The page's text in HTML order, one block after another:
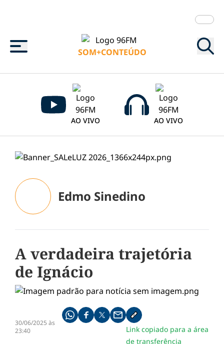
Menu
SOM+CONTEÚDO
AO VIVO AO VIVO
Edmo Sinedino
A verdadeira trajetória
de Ignácio
30/06/2025 às
23:40
Compartilhe pelo whatsapp
Compartilhar no facebook
Compartilhar no twitter
Compartilhe pelo email
Copiar link da notícia
Link copiado para a área
de transferência